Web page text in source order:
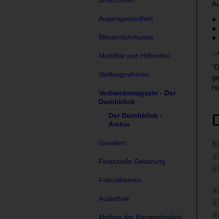
Augengesundheit
Blindenführhunde
Mobilität und Hilfsmittel
Stellungnahmen
Verbandsmagazin - Der
Durchblick
Der Durchblick -
Archiv
Gendern
Finanzielle Gebarung
Fokusthemen
Audiothek
Mythen der Barrierefreiheit